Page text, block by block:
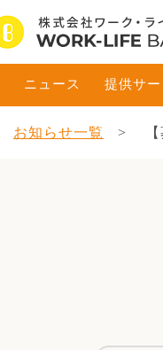
ニュース 提供サー
お知らせ一覧